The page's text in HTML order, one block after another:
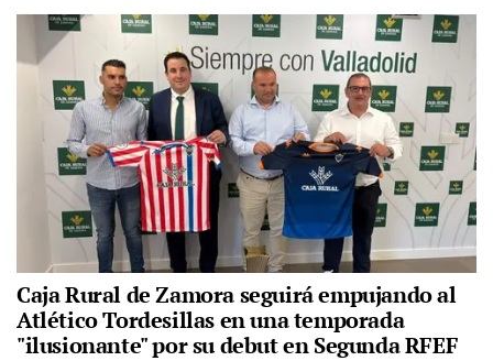
Caja Rural de Zamora seguirá empujando al
Atlético Tordesillas en una temporada
"ilusionante" por su debut en Segunda RFEF